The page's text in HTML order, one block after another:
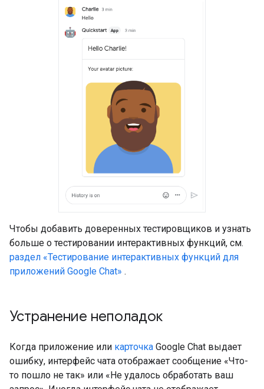
Чтобы добавить доверенных тестировщиков и узнать
больше о тестировании интерактивных функций, см.
раздел «Тестирование интерактивных функций для
приложений Google Chat» .
Устранение неполадок
Когда приложение или карточка Google Chat выдает
ошибку, интерфейс чата отображает сообщение «Что-
то пошло не так» или «Не удалось обработать ваш